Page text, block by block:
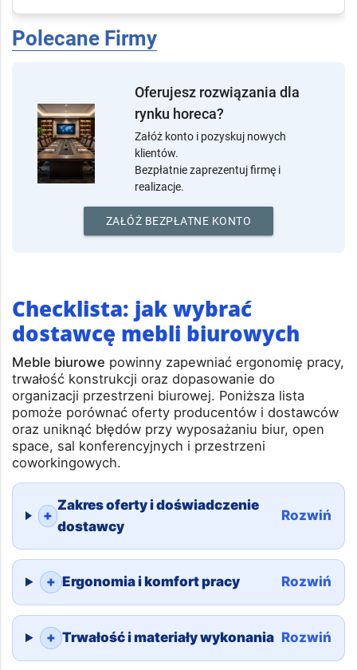
Polecane Firmy
Oferujesz rozwiązania dla
rynku horeca?
Załóż konto i pozyskuj nowych
klientów.
ZAŁÓŻ BEZPŁATNE KONTO
Checklista: jak wybrać
dostawcę mebli biurowych
Meble biurowepowinny zapewniać ergonomię pracy,
trwałość konstrukcji oraz dopasowanie do
pomoże porównać oferty producentów i dostawców
oraz uniknąć błędów przy wyposażaniu biur, open
space, sal konferencyjnych i przestrzeni
coworkingowych.
+
Zakres oferty i doświadczenie
dostawcy
+ Ergonomia i komfort pracy Rozwiń